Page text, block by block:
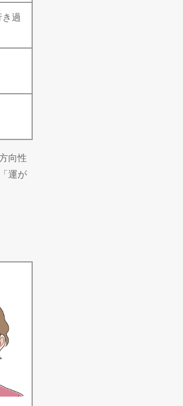
過
向性
運が